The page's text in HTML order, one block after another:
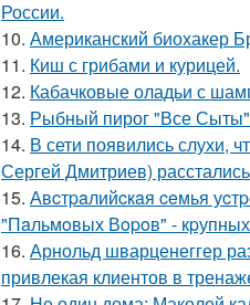
России.
10. Американский биохакер
11. Киш с грибами и курицей.
12. Кабачковые оладьи с
13. Рыбный пирог "Все
14. В сети появились слухи,
Сергей Дмитриев)
15. Авcтpaлийcкaя ceмья
"Пaльмoвых Вopoв" -
16. Арнольд шварценеггер
привлекая клиентов в